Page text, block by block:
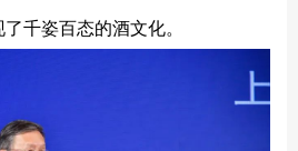
千姿百态的酒文化。